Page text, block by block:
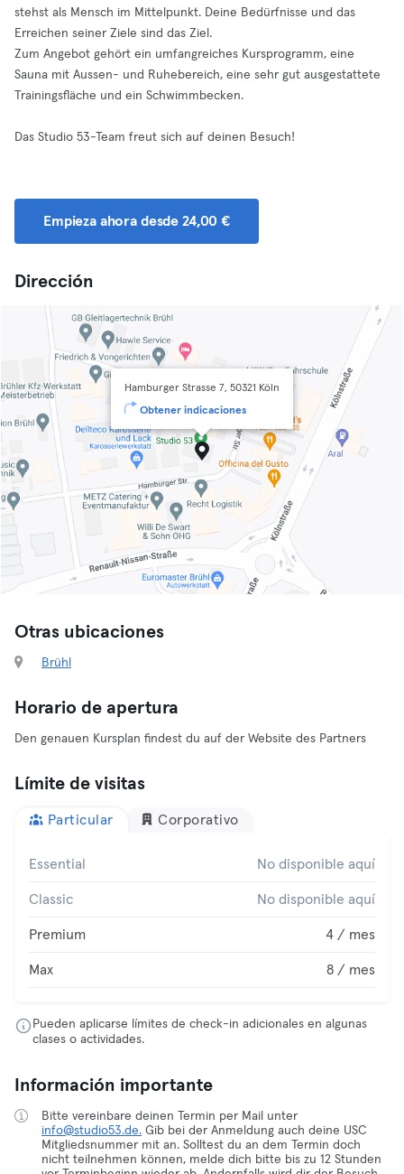
stehst als Mensch im Mittelpunkt. Deine Bedürfnisse und das
Erreichen seiner Ziele sind das Ziel.
Zum Angebot gehört ein umfangreiches Kursprogramm, eine
Sauna mit Aussen- und Ruhebereich, eine sehr gut ausgestattete
Trainingsfläche und ein Schwimmbecken.
Das Studio 53-Team freut sich auf deinen Besuch!
Empieza ahora desde 24,00 €
Dirección
Hamburger Strasse 7, 50321 Köln
Obtener indicaciones
Otras ubicaciones
Brühl
Horario de apertura
Den genauen Kursplan findest du auf der Website des Partners
Límite de visitas
Particular Corporativo
Essential No disponible aquí
Classic No disponible aquí
Premium 4 / mes
Max 8 / mes
Pueden aplicarse límites de check-in adicionales en algunas
clases o actividades.
Información importante
Bitte vereinbare deinen Termin per Mail unter
info@studio53.de. Gib bei der Anmeldung auch deine USC
Mitgliedsnummer mit an. Solltest du an dem Termin doch
nicht teilnehmen können, melde dich bitte bis zu 12 Stunden